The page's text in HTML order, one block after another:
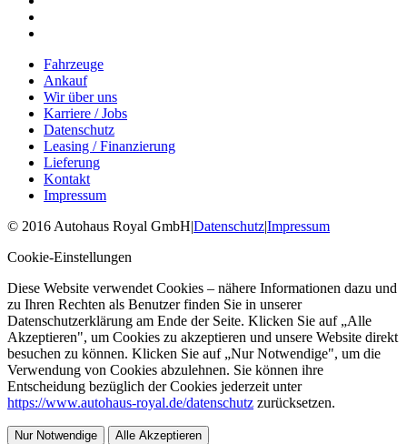
Fahrzeuge
Ankauf
Wir über uns
Karriere / Jobs
Datenschutz
Leasing / Finanzierung
Lieferung
Kontakt
Impressum
© 2016 Autohaus Royal GmbH|Datenschutz|Impressum
Cookie-Einstellungen
Diese Website verwendet Cookies – nähere Informationen dazu und
zu Ihren Rechten als Benutzer finden Sie in unserer
Datenschutzerklärung am Ende der Seite. Klicken Sie auf „Alle
Akzeptieren", um Cookies zu akzeptieren und unsere Website direkt
besuchen zu können. Klicken Sie auf „Nur Notwendige", um die
Verwendung von Cookies abzulehnen. Sie können ihre
Entscheidung bezüglich der Cookies jederzeit unter
https://www.autohaus-royal.de/datenschutz zurücksetzen.
Nur Notwendige Alle Akzeptieren